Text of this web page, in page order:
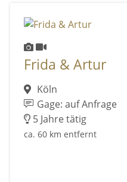
Frida & Artur
Köln
Gage: auf Anfrage
5 Jahre tätig
ca. 60 km entfernt